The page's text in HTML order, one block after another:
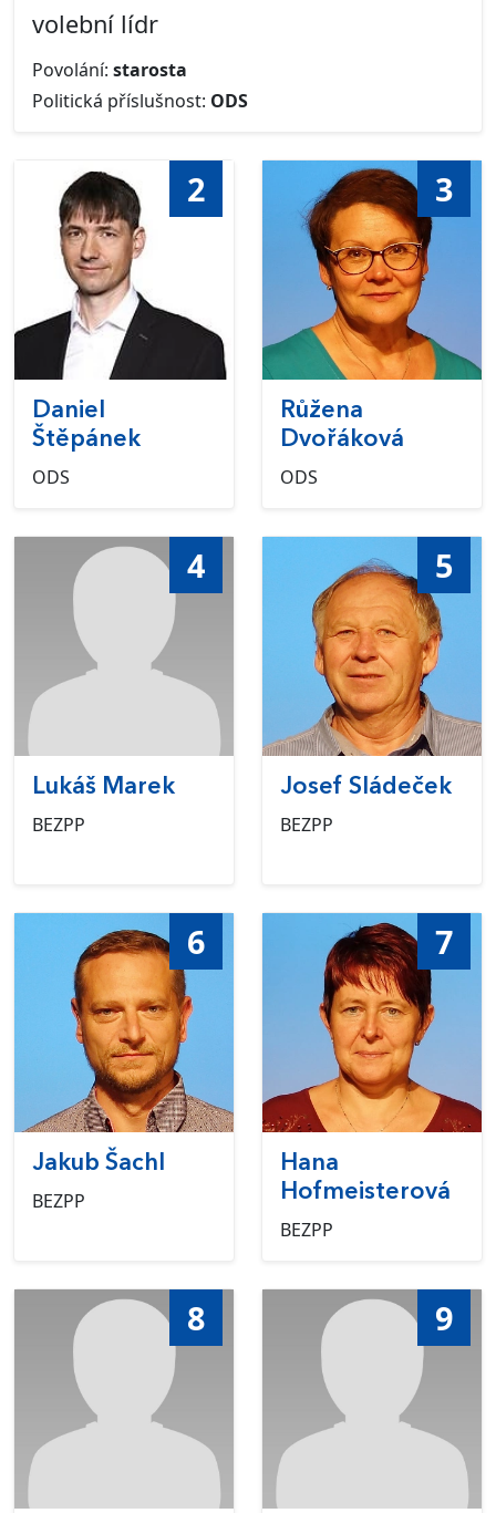
volební lídr
Povolání: starosta
Politická příslušnost: ODS
2
Daniel
Štěpánek
ODS
3
Růžena
Dvořáková
ODS
4
Lukáš Marek
BEZPP
5
Josef Sládeček
BEZPP
6
Jakub Šachl
BEZPP
7
Hana
Hofmeisterová
BEZPP
8 9